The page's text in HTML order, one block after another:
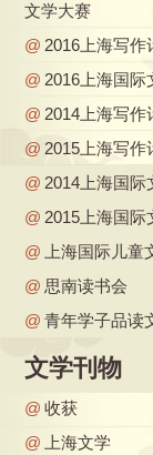
文学大赛
@ 2016上海写作
@ 2016上海国际
@ 2014上海写作
@ 2015上海写作
@ 2014上海国际
@ 2015上海国际
@
上海国际儿童
@ 思南读书会
@ 青年学子品读
文学刊物
@ 收获
@
上海文学